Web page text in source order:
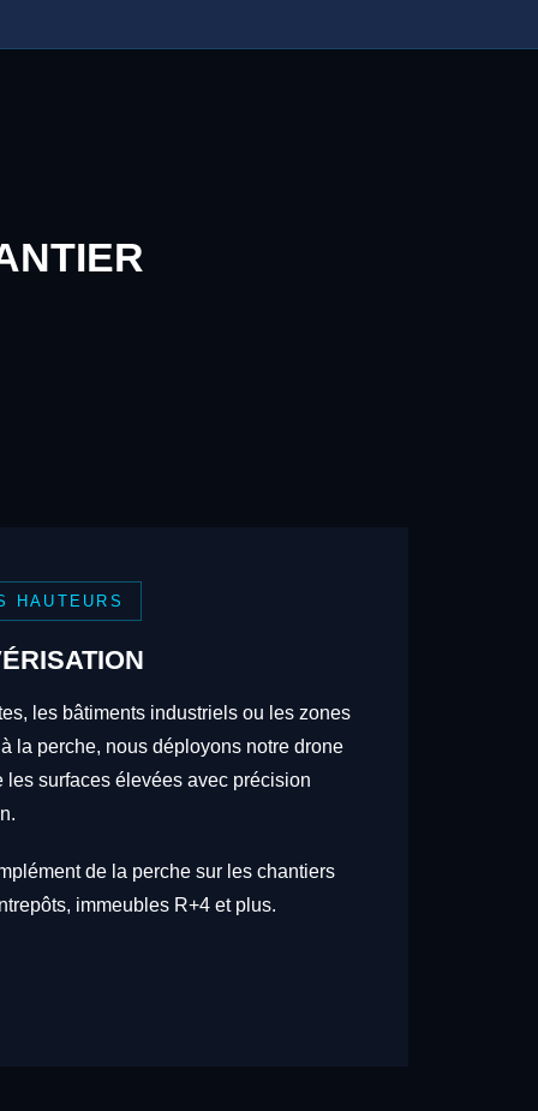
HAUTEURS
les bâtiments industriels ou les zones
la perche, nous déployons notre drone
les surfaces élevées avec précision
de la perche sur les chantiers
immeubles R+4 et plus.